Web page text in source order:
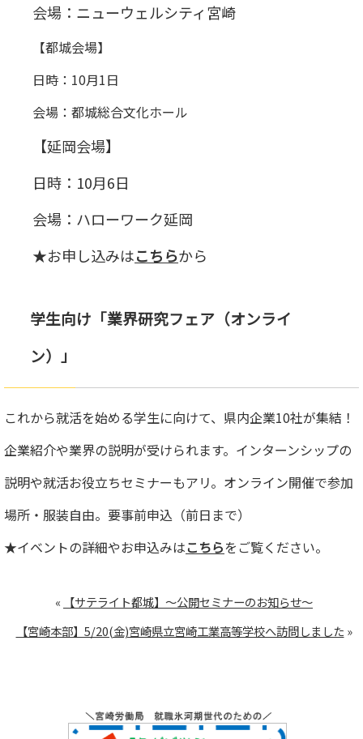
会場：ニューウェルシティ宮崎
【都城会場】
日時：10月1日
会場：都城総合文化ホール
【延岡会場】
日時：10月6日
会場：ハローワーク延岡
★お申し込みはこちらから
学生向け「業界研究フェア（オンライ
ン）」
これから就活を始める学生に向けて、県内企業10社が集結！
企業紹介や業界の説明が受けられます。インターンシップの
説明や就活お役立ちセミナーもアリ。オンライン開催で参加
場所・服装自由。要事前申込（前日まで）
★イベントの詳細やお申込みはこちらをご覧ください。
«
【サテライト都城】～公開セミナーのお知らせ～
【宮崎本部】5/20(金)宮崎県立宮崎工業高等学校へ訪問しました »